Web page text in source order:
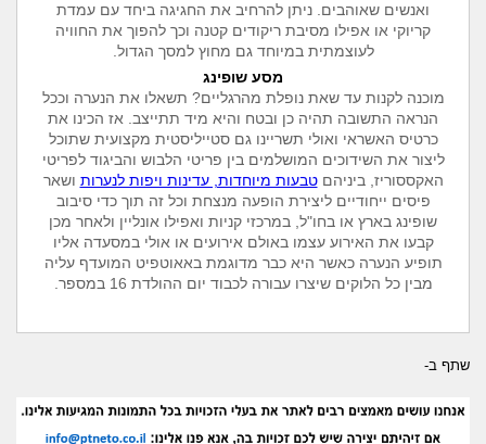
ואנשים שאוהבים. ניתן להרחיב את החגיגה ביחד עם עמדת
קריוקי או אפילו מסיבת ריקודים קטנה וכך להפוך את החוויה
לעוצמתית במיוחד גם מחוץ למסך הגדול.
מסע שופינג
מוכנה לקנות עד שאת נופלת מהרגליים? תשאלו את הנערה וככל
הנראה התשובה תהיה כן ובטח והיא מיד תתייצב. אז הכינו את
כרטיס האשראי ואולי תשריינו גם סטייליסטית מקצועית שתוכל
ליצור את השידוכים המושלמים בין פריטי הלבוש והביגוד לפריטי
האקססוריז, ביניהםטבעות מיוחדות, עדינות ויפות לנערות ושאר
פיסים ייחודיים ליצירת הופעה מנצחת וכל זה תוך כדי סיבוב
שופינג בארץ או בחו"ל, במרכזי קניות ואפילו אונליין ולאחר מכן
קבעו את האירוע עצמו באולם אירועים או אולי במסעדה אליו
תופיע הנערה כאשר היא כבר מדוגמת באאוטפיט המועדף עליה
מבין כל הלוקים שיצרו עבורה לכבוד יום ההולדת 16 במספר.
שתף ב-